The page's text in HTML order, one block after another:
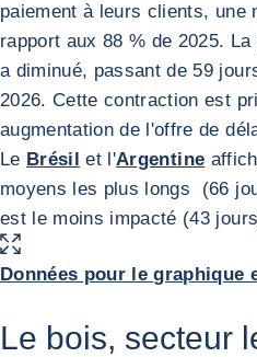
paiement à leurs clients, une
rapport aux 88 % de 2025.
a diminué, passant de 59
2026. Cette contraction est
augmentation de l'offre de
Le Brésil et l'Argentine
moyens les plus longs (66
est le moins impacté (43
AGRANDIR L'IMAGE
Données pour le graphique
Le bois, secteur